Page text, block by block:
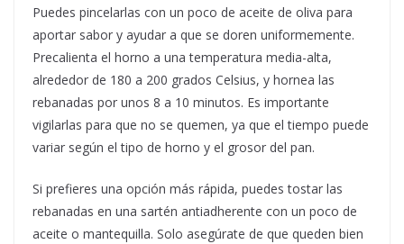
Puedes pincelarlas con un poco de aceite de oliva para
aportar sabor y ayudar a que se doren uniformemente.
Precalienta el horno a una temperatura media-alta,
alrededor de 180 a 200 grados Celsius, y hornea las
rebanadas por unos 8 a 10 minutos. Es importante
vigilarlas para que no se quemen, ya que el tiempo puede
variar según el tipo de horno y el grosor del pan.
Si prefieres una opción más rápida, puedes tostar las
rebanadas en una sartén antiadherente con un poco de
aceite o mantequilla. Solo asegúrate de que queden bien